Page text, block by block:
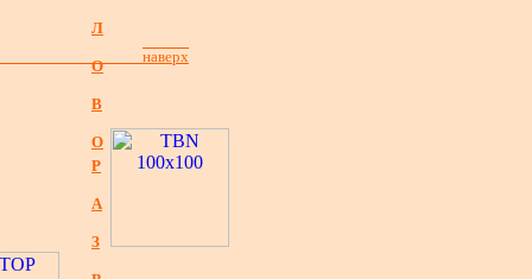
Л
О
В
О
Р
А
З
наверх